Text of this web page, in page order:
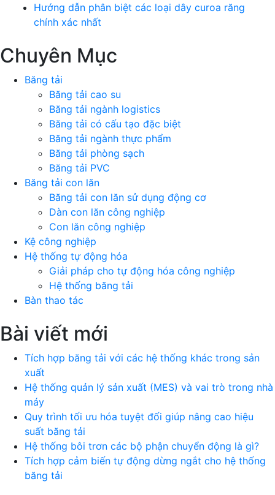
Hướng dẫn phân biệt các loại dây curoa răng
chính xác nhất
Chuyên Mục
Băng tải
Băng tải cao su
Băng tải ngành logistics
Băng tải có cấu tạo đặc biệt
Băng tải ngành thực phẩm
Băng tải phòng sạch
Băng tải PVC
Băng tải con lăn
Băng tải con lăn sử dụng động cơ
Dàn con lăn công nghiệp
Con lăn công nghiệp
Kệ công nghiệp
Hệ thống tự động hóa
Giải pháp cho tự động hóa công nghiệp
Hệ thống băng tải
Bàn thao tác
Bài viết mới
Tích hợp băng tải với các hệ thống khác trong sản
xuất
Hệ thống quản lý sản xuất (MES) và vai trò trong nhà
máy
Quy trình tối ưu hóa tuyệt đối giúp nâng cao hiệu
suất băng tải
Hệ thống bôi trơn các bộ phận chuyển động là gì?
Tích hợp cảm biến tự động dừng ngắt cho hệ thống
băng tải